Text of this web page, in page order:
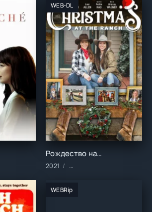
год/Зарубежные/Драма
WEB-DL
Рождество на ранчо (2021)
2021 Фильмы/2021 год/
WEBRip